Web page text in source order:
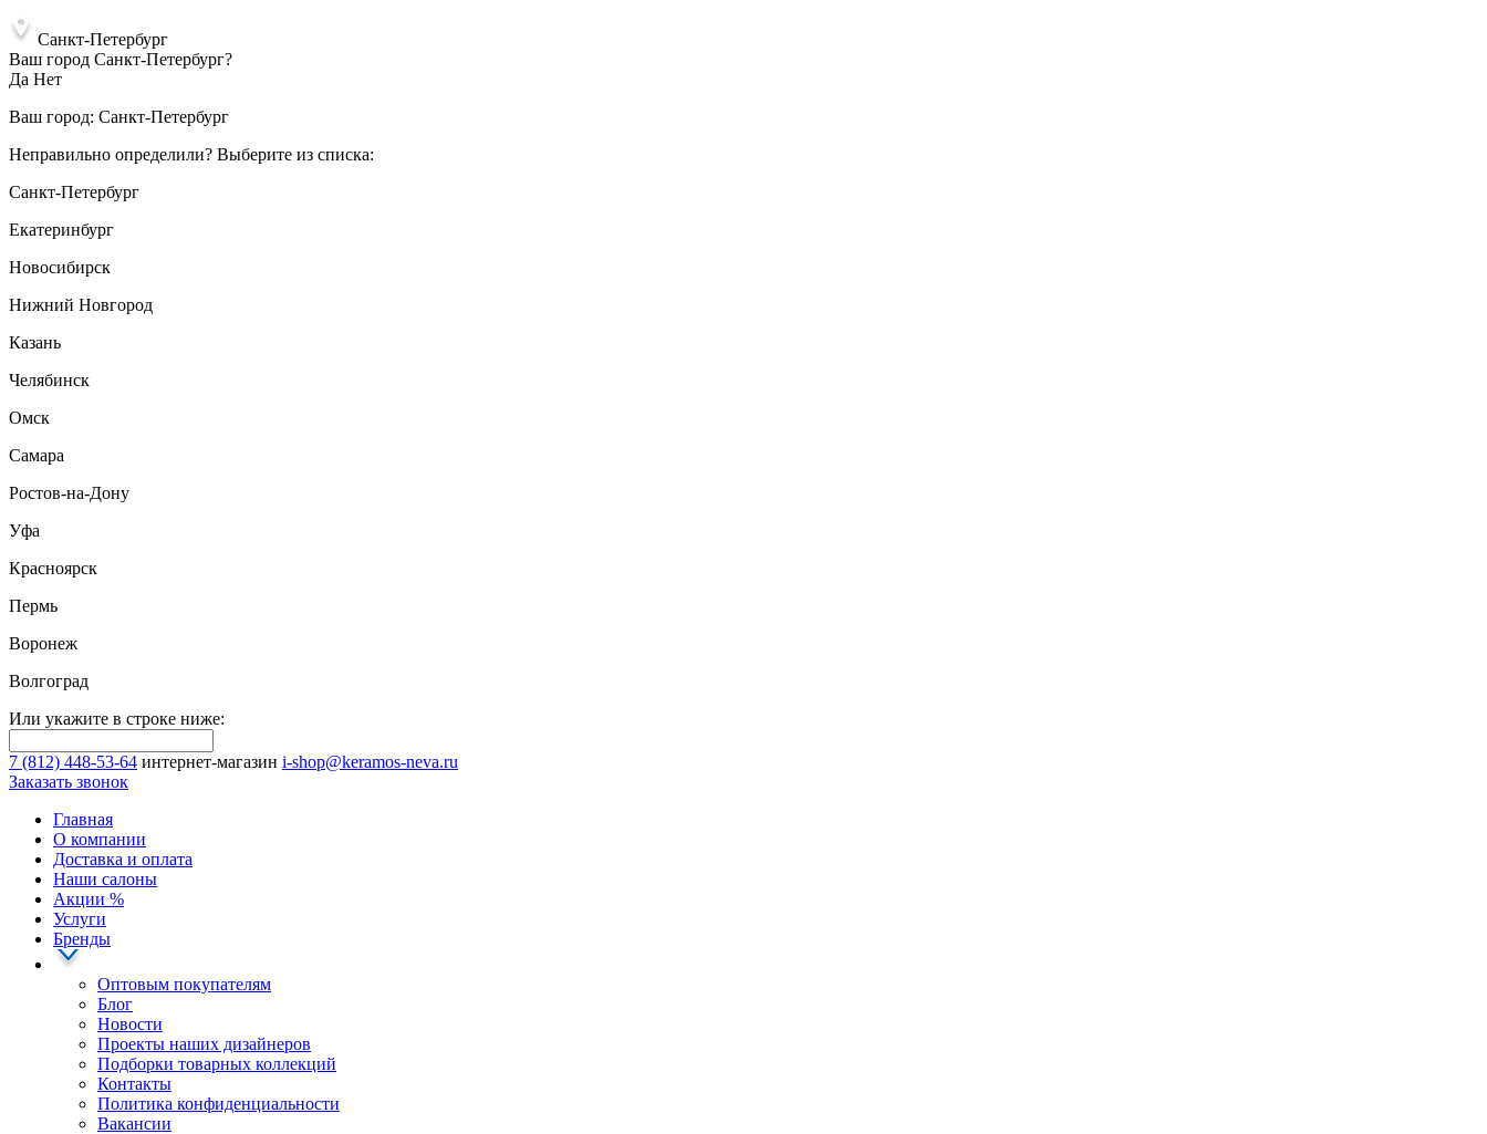
Санкт-Петербург
Ваш город Санкт-Петербург?
Да Нет
Ваш город: Санкт-Петербург
Неправильно определили? Выберите из списка:
Санкт-Петербург
Екатеринбург
Новосибирск
Нижний Новгород
Казань
Челябинск
Омск
Самара
Ростов-на-Дону
Уфа
Красноярск
Пермь
Воронеж
Волгоград
Или укажите в строке ниже:
7 (812) 448-53-64 интернет-магазин i-shop@keramos-neva.ru
Заказать звонок
Главная
О компании
Доставка и оплата
Наши cалоны
Акции %
Услуги
Бренды
Оптовым покупателям
Блог
Новости
Проекты наших дизайнеров
Подборки товарных коллекций
Контакты
Политика конфиденциальности
Вакансии